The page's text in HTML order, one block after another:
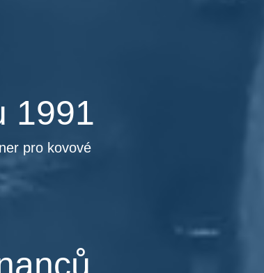
1991
pro kovové